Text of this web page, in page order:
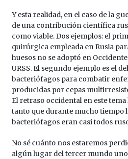
Y esta realidad, en el caso de la
de una contribución científica
como viable. Dos ejemplos: el
quirúrgica empleada en Rusia
huesos no se adoptó en
URSS. El segundo ejemplo es el
bacteriófagos para combatir
producidas por cepas
El retraso occidental en este
tanto que durante mucho tiempo
bacteriófagos eran casi todos
No sé cuánto nos estaremos
algún lugar del tercer mundo